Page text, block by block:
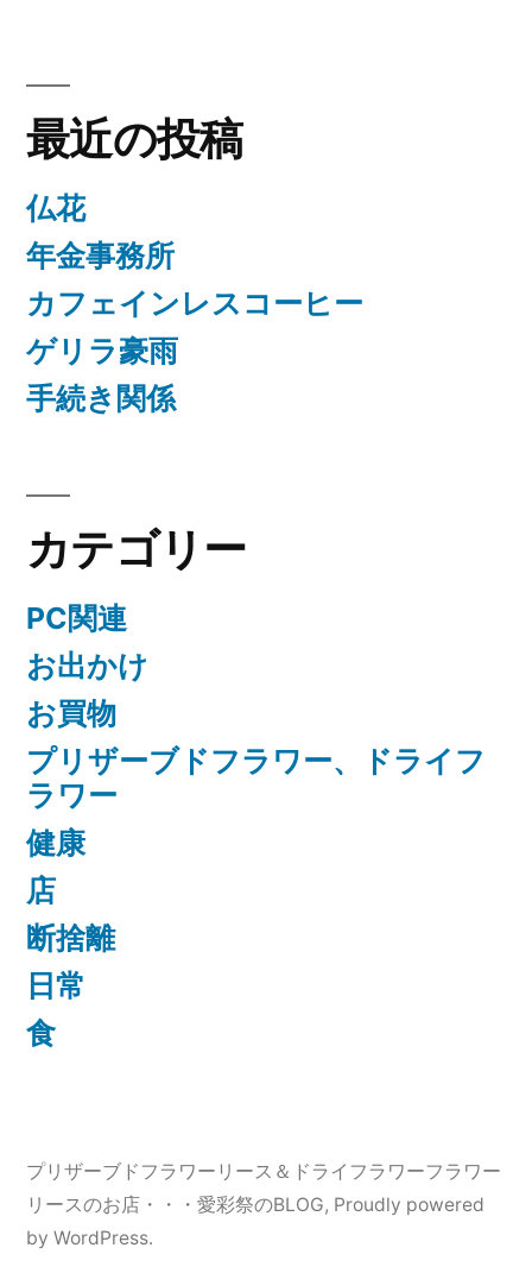
最近の投稿
仏花
年金事務所
カフェインレスコーヒー
ゲリラ豪雨
手続き関係
カテゴリー
PC関連
お出かけ
お買物
プリザーブドフラワー、ドライフ
ラワー
健康
店
断捨離
日常
食
プリザーブドフラワーリース＆ドライフラワーフラワー
リースのお店・・・愛彩祭のBLOG, Proudly powered
by WordPress.